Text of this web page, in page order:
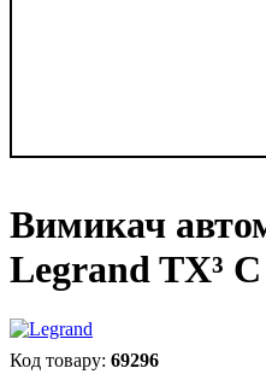
Вимикач
Legrand TX³
69296